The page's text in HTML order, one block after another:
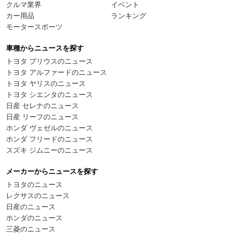
クルマ業界
カー用品
モータースポーツ
イベント
ランキング
車種からニュースを探す
トヨタ プリウスのニュース
トヨタ アルファードのニュース
トヨタ ヤリスのニュース
トヨタ シエンタのニュース
日産 セレナのニュース
日産 リーフのニュース
ホンダ ヴェゼルのニュース
ホンダ フリードのニュース
スズキ ジムニーのニュース
メーカーからニュースを探す
トヨタのニュース
レクサスのニュース
日産のニュース
ホンダのニュース
三菱のニュース